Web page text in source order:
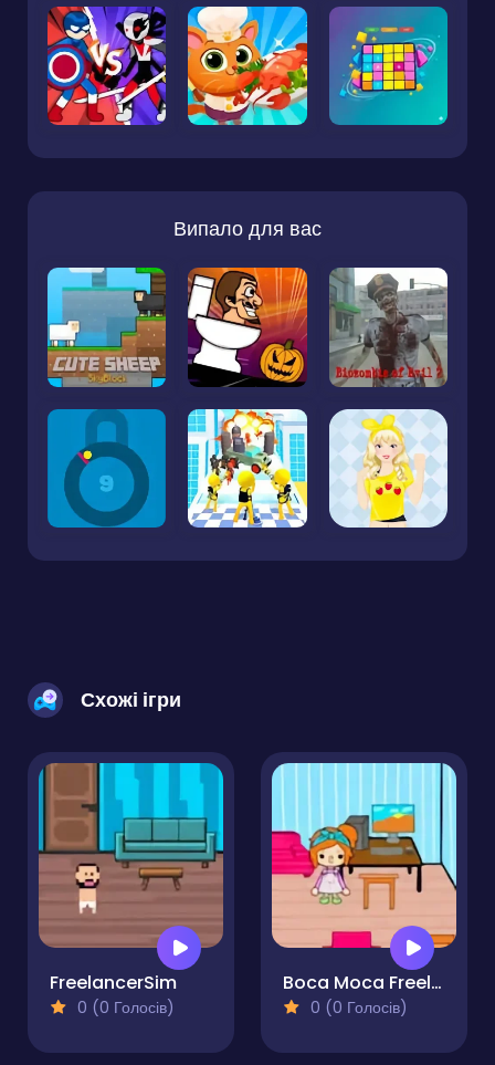
Випало для вас
Схожі ігри
FreelancerSim
0 (0 Голосів)
Boca Moca Freelancer
0 (0 Голосів)